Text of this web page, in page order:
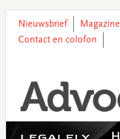
primary
main
primary
footer
Nieuwsbrief Magazine
Contact en colofon